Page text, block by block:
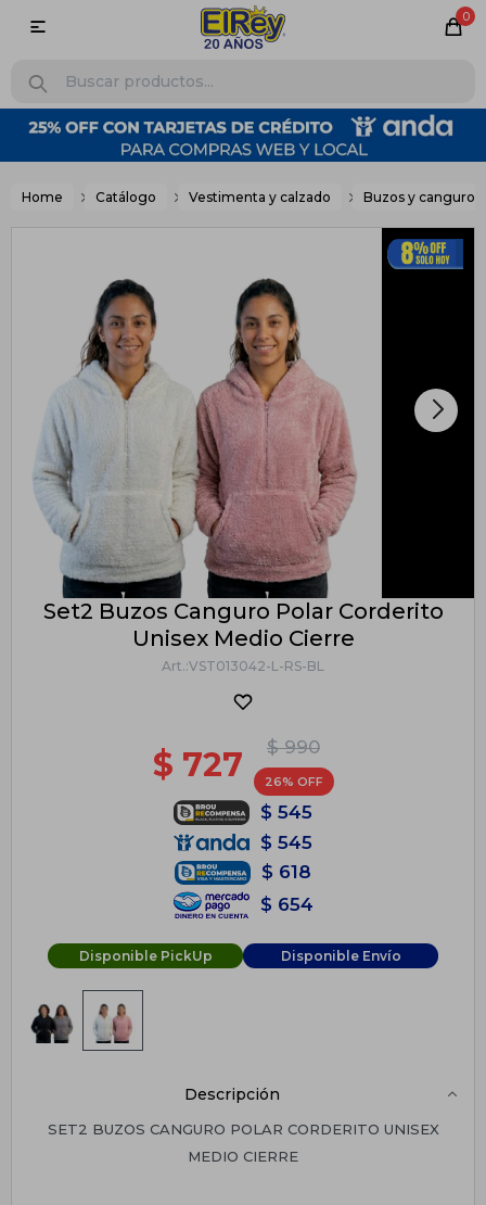
0

Home Catálogo Vestimenta y calzado Buzos y canguros
Set2 Buzos Canguro Polar Corderito
Unisex Medio Cierre
VST013042-L-RS-BL
$ 990
$ 727 26
$ 545
$ 545
$ 618
$ 654
Disponible PickUp Disponible Envío
Descripción
SET2 BUZOS CANGURO POLAR CORDERITO UNISEX
MEDIO CIERRE